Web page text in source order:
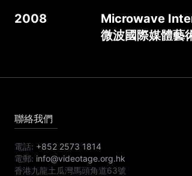
2008
Microwave
微波國際媒體藝
聯絡我們
電話: +852 2573 1814
電郵: info@videotage.org.hk
香港九龍土瓜灣馬頭角道63號